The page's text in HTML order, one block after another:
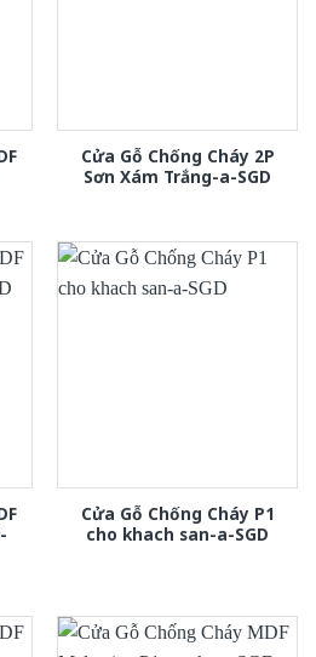
Cửa Gỗ Chống Cháy 2P
Sơn Xám Trắng-a-SGD
Cửa Gỗ Chống Cháy P1
cho khach san-a-SGD